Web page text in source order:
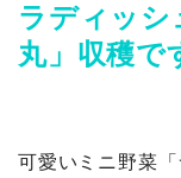
ラディッシ
丸」収穫で
可愛いミニ野菜